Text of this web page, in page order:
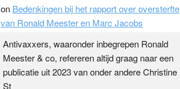
on Bedenkingen bij het rapport over oversterfte
van Ronald Meester en Marc Jacobs
Antivaxxers, waaronder inbegrepen Ronald
Meester & co, refereren altijd graag naar een
publicatie uit 2023 van onder andere Christine
St